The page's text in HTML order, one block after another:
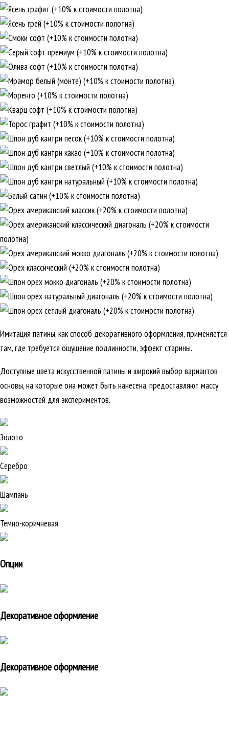
Имитация патины, как способ декоративного оформления, применяется
там, где требуется ощущение подлинности, эффект старины.
Доступные цвета искусственной патины и широкий выбор вариантов
основы, на которые она может быть нанесена, предоставляют массу
возможностей для экспериментов.
Золото
Серебро
Шампань
Темно-коричневая
Опции
Декоративное оформление
Декоративное оформление